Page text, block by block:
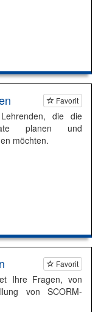
Favorit
die die
planen und
möchten.
Favorit
Ihre Fragen, von
von SCORM-